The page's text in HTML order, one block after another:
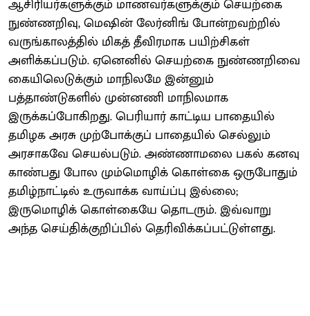
ஆசிரியர்களுக்கும் மாணவர்களுக்கும் செயற்கை
நுண்ணறிவு, மெஷின் லேர்னிங் போன்றவற்றில்
வருங்காலத்தில் மிகத் தீவிரமாக பயிற்சிகள்
அளிக்கப்படும். ஏனெனில் செயற்கை நுண்ணறிவை
கையிலெடுக்கும் மாநிலமே இன்னும்
பத்தாண்டுகளில் முன்னணி மாநிலமாக
இருக்கப்போகிறது. பெரியார் காட்டிய பாதையில்
தமிழக அரசு முற்போக்குப் பாதையில் செல்லும்
அரசாகவே செயல்படும். அண்ணாமலை பகல் கனவு
காண்பது போல மும்மொழிக் கொள்கை ஒருபோதும்
தமிழ்நாட்டில் உருவாக்க வாய்ப்பு இல்லை;
இருமொழிக் கொள்கையே தொடரும். இவ்வாறு
அந்த செய்திக்குறிப்பில் தெரிவிக்கப்பட்டுள்ளது.